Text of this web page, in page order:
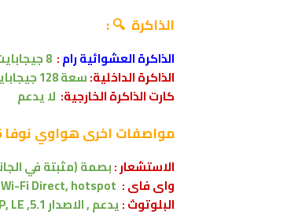
الذاكرة 🔍 :
الذاكرة العشوائية رام:
الذاكرة الداخلية:سعة 128
كارت الذاكرة الخارجية: لا يدعم
مواصفات اخرىهواوي نوفا Huawei nova 6:
الاستشعار :بصمة (مثبتة في
واى فاى : Fi Direct, hotspot
البلوتوث :يدعم , الاصدار 5.1, A2DP, LE